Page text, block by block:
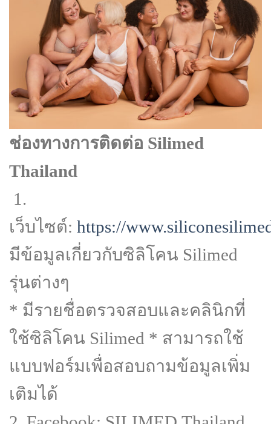
ช่องทางการติดต่อ Silimed
Thailand
1.
เว็บไซต์: https://
มีข้อมูลเกี่ยวกับซิลิโคน Silimed
รุ่นต่างๆ
* มีรายชื่อตรวจสอบและคลินิกที่
ใช้ซิลิโคน Silimed * สามารถใช้
แบบฟอร์มเพื่อสอบถามข้อมูลเพิ่ม
เติมได้